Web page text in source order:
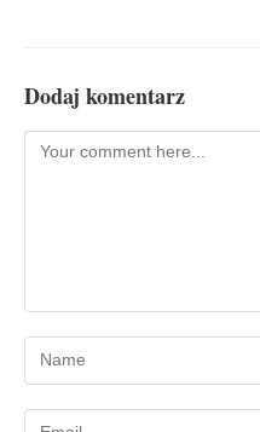
Dodaj komentarz